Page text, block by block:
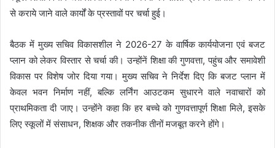
से कराये जाने वाले कार्यों के प्रस्तावों पर चर्चा हुई।
बैठक में मुख्य सचिव विकासशील ने 2026-27 के वार्षिक कार्ययोजना एवं बजट
प्लान को लेकर विस्तार से चर्चा की। उन्होंनें शिक्षा की गुणवत्ता, पहुंच और समावेशी
विकास पर विशेष जोर दिया गया। मुख्य सचिव ने निर्देश दिए कि बजट प्लान में
केवल भवन निर्माण नहीं, बल्कि लर्निंग आउटकम सुधारने वाले नवाचारों को
प्राथमिकता दी जाए। उन्होंने कहा कि हर बच्चे को गुणवत्तापूर्ण शिक्षा मिले, इसके
लिए स्कूलों में संसाधन, शिक्षक और तकनीक तीनों मजबूत करने होंगे।